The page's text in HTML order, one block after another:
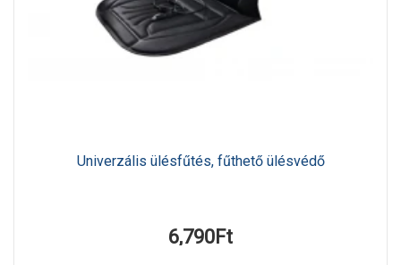
Univerzális ülésfűtés, fűthető ülésvédő
6,790Ft